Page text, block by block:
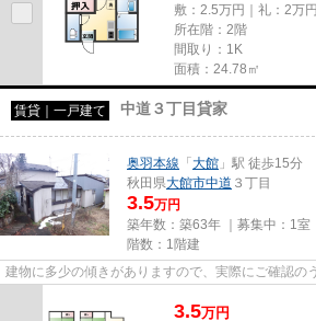
敷：2.5万円｜礼：2万円
所在階：2階
間取り：1K
面積：24.78㎡
賃貸｜一戸建て 中道３丁目貸家
奥羽本線 「 大館 」駅 徒歩15分
秋田県大館市中道 ３丁目
3.5万円
築年数：築63年 ｜募集中： 1室
階数：1階建
建物に多少の傾きがありますので、実際にご確認の
3.5万円